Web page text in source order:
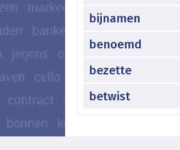
bijnamen
benoemd
bezette
betwist